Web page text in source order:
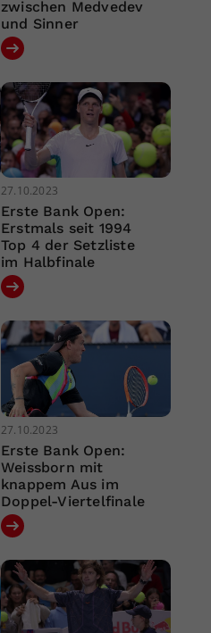
zwischen Medvedev
und Sinner
27.10.2023
Erste Bank Open:
Erstmals seit 1994
Top 4 der Setzliste
im Halbfinale
27.10.2023
Erste Bank Open:
Weissborn mit
knappem Aus im
Doppel-Viertelfinale